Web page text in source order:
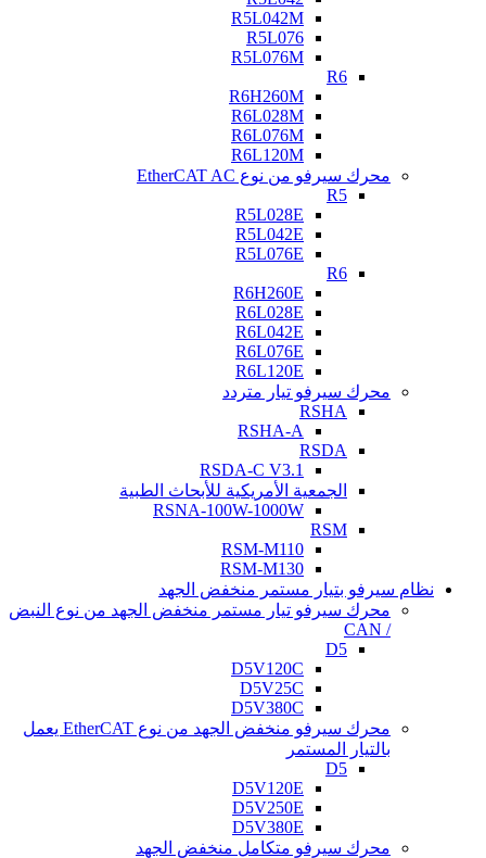
R5L042M
R5L076
R5L076M
R6
R6H260M
R6L028M
R6L076M
R6L120M
محرك سيرفو من نوع EtherCAT AC
R5
R5L028E
R5L042E
R5L076E
R6
R6H260E
R6L028E
R6L042E
R6L076E
R6L120E
محرك سيرفو تيار متردد
RSHA
RSHA-A
RSDA
RSDA-C V3.1
الجمعية الأمريكية للأبحاث الطبية
RSNA-100W-1000W
RSM
RSM-M110
RSM-M130
نظام سيرفو بتيار مستمر منخفض الجهد
محرك سيرفو تيار مستمر منخفض الجهد من نوع النبض
/ CAN
D5
D5V120C
D5V25C
D5V380C
محرك سيرفو منخفض الجهد من نوع EtherCAT يعمل
بالتيار المستمر
D5
D5V120E
D5V250E
D5V380E
محرك سيرفو متكامل منخفض الجهد